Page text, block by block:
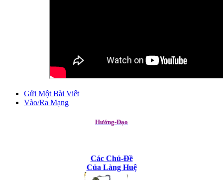
Gửi Một Bài Viết
Vào/Ra Mạng
Hướng-Đạo
Các Chủ-Đề
Của Làng Huệ